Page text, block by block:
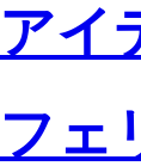
アイ
フェ